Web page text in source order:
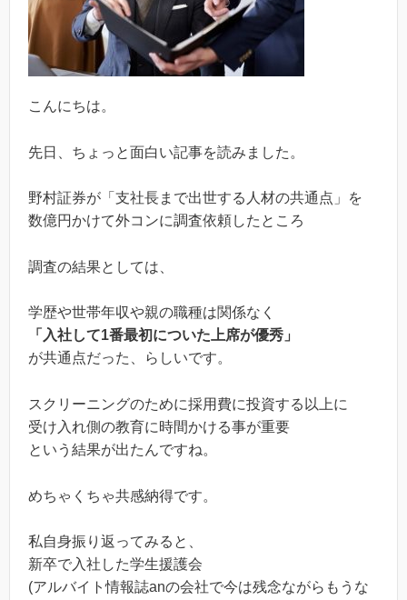
こんにちは。
先日、ちょっと面白い記事を読みました。
野村証券が「支社長まで出世する人材の共通点」を
数億円かけて外コンに調査依頼したところ
調査の結果としては、
学歴や世帯年収や親の職種は関係なく
「入社して1番最初についた上席が優秀」
が共通点だった、らしいです。
スクリーニングのために採用費に投資する以上に
受け入れ側の教育に時間かける事が重要
という結果が出たんですね。
めちゃくちゃ共感納得です。
私自身振り返ってみると、
新卒で入社した学生援護会
(アルバイト情報誌anの会社で今は残念ながらもうな